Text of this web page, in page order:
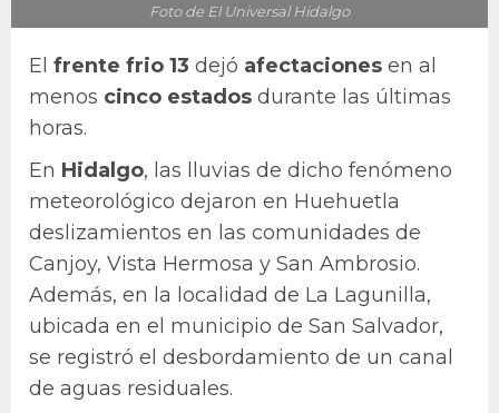
Foto de El Universal Hidalgo
El frente frio 13 dejó afectaciones en al
menos cinco estados durante las últimas
horas.
En Hidalgo, las lluvias de dicho fenómeno
meteorológico dejaron en Huehuetla
deslizamientos en las comunidades de
Canjoy, Vista Hermosa y San Ambrosio.
Además, en la localidad de La Lagunilla,
ubicada en el municipio de San Salvador,
se registró el desbordamiento de un canal
de aguas residuales.